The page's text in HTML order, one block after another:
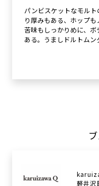
パンビスケットなモル
り厚みもある、ホップも
苦味もしっかりめに、
ある。うましドルトムン
軽井沢